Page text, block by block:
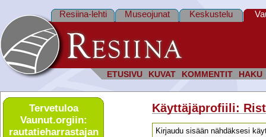
ETUSIVU KUVAT KOMMENTIT HAKU
Resiina-lehti Museojunat Keskustelu
Tervetuloa
Vaunut.orgiin:
rautatie­harrastajan
Käyttäjäprofiili:
Kirjaudu sisään nähdäksesi